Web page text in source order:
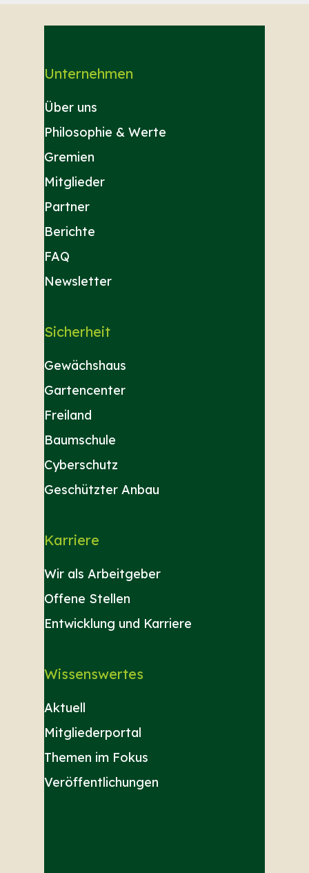
Unternehmen
Über uns
Philosophie & Werte
Gremien
Mitglieder
Partner
Berichte
FAQ
Newsletter
Sicherheit
Gewächshaus
Gartencenter
Freiland
Baumschule
Cyberschutz
Geschützter Anbau
Karriere
Wir als Arbeitgeber
Offene Stellen
Entwicklung und Karriere
Wissenswertes
Aktuell
Mitgliederportal
Themen im Fokus
Veröffentlichungen